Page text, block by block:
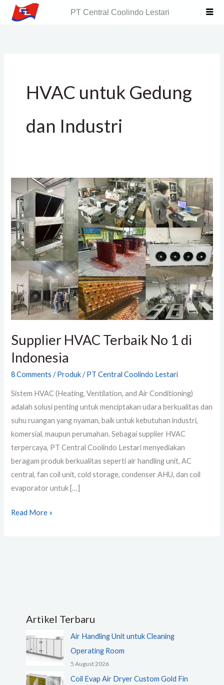
PT Central Coolindo Lestari
HVAC untuk Gedung
dan Industri
Supplier HVAC Terbaik No 1 di
Indonesia
8 Comments /Produk/PT Central Coolindo Lestari
Sistem HVAC (Heating, Ventilation, and Air Conditioning)
adalah solusi penting untuk menciptakan udara berkualitas dan
suhu ruangan yang nyaman, baik untuk kebutuhan industri,
komersial, maupun perumahan. Sebagai supplier HVAC
terpercaya, PT Central Coolindo Lestari menyediakan
beragam produk berkualitas seperti air handling unit, AC
central, fan coil unit, cold storage, condenser AHU, dan coil
evaporator untuk […]
Supplier
HVAC
Terbaik
No
1
di
Indonesia
Read More »
Artikel Terbaru
Air Handling Unit untuk Cleaning
Operating Room
5 August 2026
Coil Evap Air Dryer Custom Gold Fin